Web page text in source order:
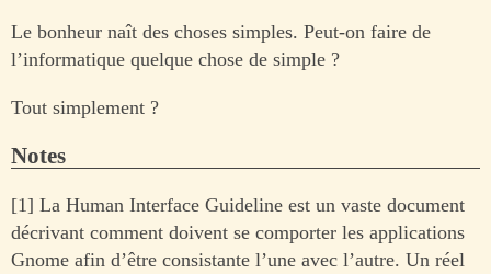
Le bonheur naît des choses simples. Peut-on faire de
l’informatique quelque chose de simple ?
Tout simplement ?
Notes
[1] La Human Interface Guideline est un vaste document
décrivant comment doivent se comporter les applications
Gnome afin d’être consistante l’une avec l’autre. Un réel